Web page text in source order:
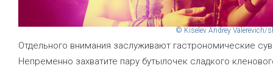
© Kiselev Andrey Valerevich/
Отдельного внимания заслуживают гастрономические
Непременно захватите пару бутылочек сладкого